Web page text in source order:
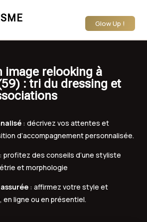
Glow Up !
image relooking à
: tri du dressing et
: décrivez vos attentes et
d’accompagnement personnalisée.
: profitez des conseils d’une styliste
et morphologie
: affirmez votre style et
ligne ou en présentiel.